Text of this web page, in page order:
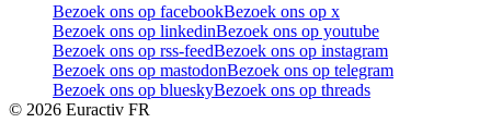
Bezoek ons op facebookBezoek ons op x
Bezoek ons op linkedinBezoek ons op youtube
Bezoek ons op rss-feedBezoek ons op instagram
Bezoek ons op mastodonBezoek ons op telegram
Bezoek ons op blueskyBezoek ons op threads
© 2026 Euractiv FR